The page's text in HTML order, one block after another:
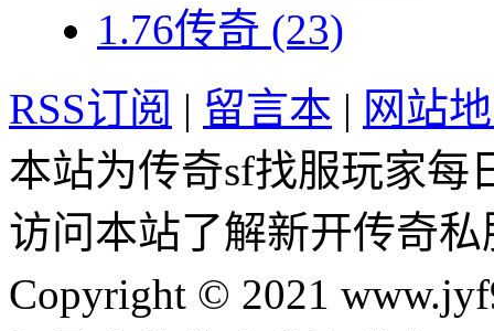
1.76传奇 (23)
RSS订阅 | 留言本 | 网站
本站为传奇sf找服玩家每
访问本站了解新开传奇
Copyright © 2021